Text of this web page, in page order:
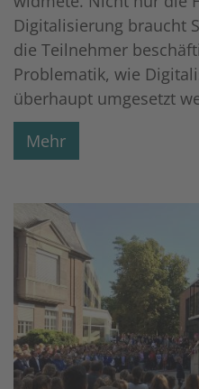
Digitalisierung braucht
die Teilnehmer
Problematik, wie
überhaupt umgesetzt
Mehr